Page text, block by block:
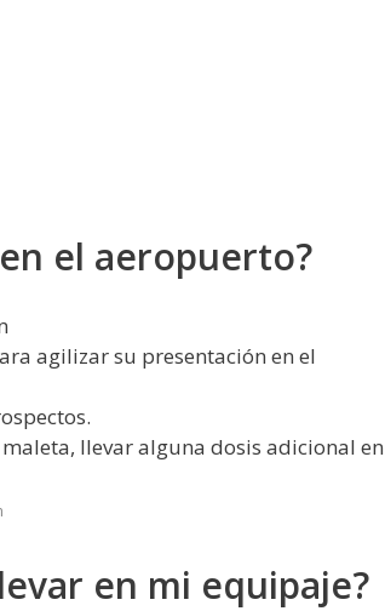
el aeropuerto?
agilizar su presentación en el
llevar alguna dosis adicional en
en mi equipaje?